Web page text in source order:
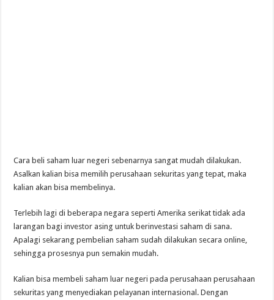
Cara beli saham luar negeri sebenarnya sangat mudah dilakukan.
Asalkan kalian bisa memilih perusahaan sekuritas yang tepat, maka
kalian akan bisa membelinya.
Terlebih lagi di beberapa negara seperti Amerika serikat tidak ada
larangan bagi investor asing untuk berinvestasi saham di sana.
Apalagi sekarang pembelian saham sudah dilakukan secara online,
sehingga prosesnya pun semakin mudah.
Kalian bisa membeli saham luar negeri pada perusahaan perusahaan
sekuritas yang menyediakan pelayanan internasional. Dengan